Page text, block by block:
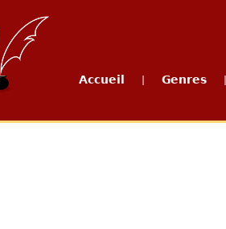
Accueil Genres